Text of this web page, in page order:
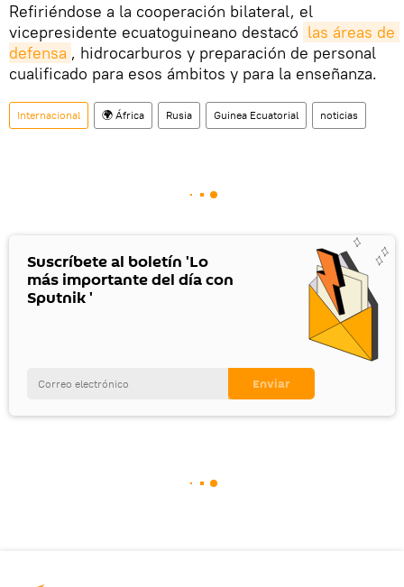
Refiriéndose a la cooperación bilateral, el
vicepresidente ecuatoguineano destacó las áreas de
defensa , hidrocarburos y preparación de personal
cualificado para esos ámbitos y para la enseñanza.
Internacional 🌍 África Rusia Guinea Ecuatorial noticias
Suscríbete al boletín 'Lo
más importante del día con
Sputnik '